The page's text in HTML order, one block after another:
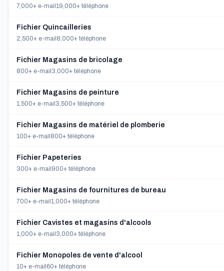
7,000+ e-mail 19,000+ téléphone
Fichier Quincailleries
2,500+ e-mail 8,000+ téléphone
Fichier Magasins de bricolage
800+ e-mail 3,000+ téléphone
Fichier Magasins de peinture
1,500+ e-mail 3,500+ téléphone
Fichier Magasins de matériel de plomberie
100+ e-mail 800+ téléphone
Fichier Papeteries
300+ e-mail 900+ téléphone
Fichier Magasins de fournitures de bureau
700+ e-mail 1,000+ téléphone
Fichier Cavistes et magasins d'alcools
1,000+ e-mail 3,000+ téléphone
Fichier Monopoles de vente d'alcool
10+ e-mail 60+ téléphone